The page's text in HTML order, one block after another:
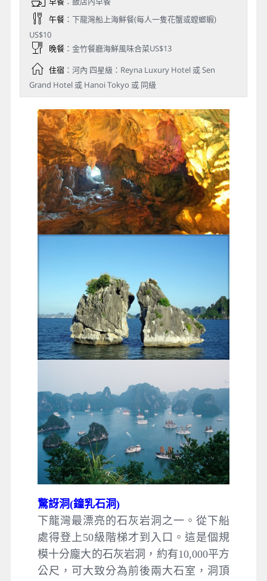
午餐：下龍灣船上海鮮餐(每人一隻花蟹或螳螂蝦)
US$10
晚餐：金竹餐廳海鮮風味合菜US$13
住宿：河內 四星級：Reyna Luxury Hotel 或 Sen
Grand Hotel 或 Hanoi Tokyo 或 同級
驚訝洞(鐘乳石洞)
下龍灣最漂亮的石灰岩洞之一。從下船
處得登上50級階梯才到入口。這是個規
模十分龐大的石灰岩洞，約有10,000平方
公尺，可大致分為前後兩大石室，洞頂